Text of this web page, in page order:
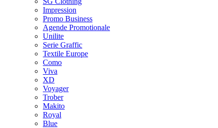
Impression
Promo Business
Agende Promotionale
Unilite
Serie Graffic
Textile Europe
Como
Viva
XD
Voyager
Trober
Makito
Royal
Blue